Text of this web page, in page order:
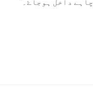
داخل ہوجاۓ۔''